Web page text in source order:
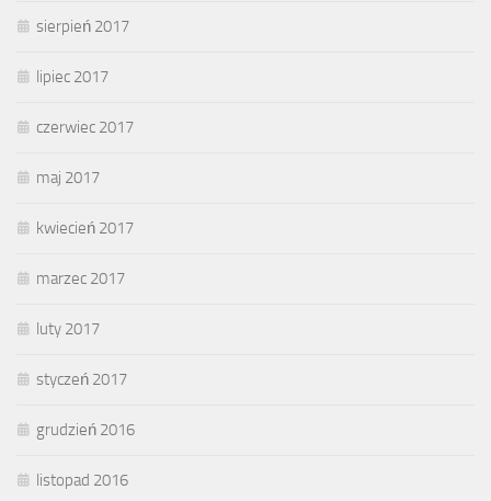
sierpień 2017
lipiec 2017
czerwiec 2017
maj 2017
kwiecień 2017
marzec 2017
luty 2017
styczeń 2017
grudzień 2016
listopad 2016